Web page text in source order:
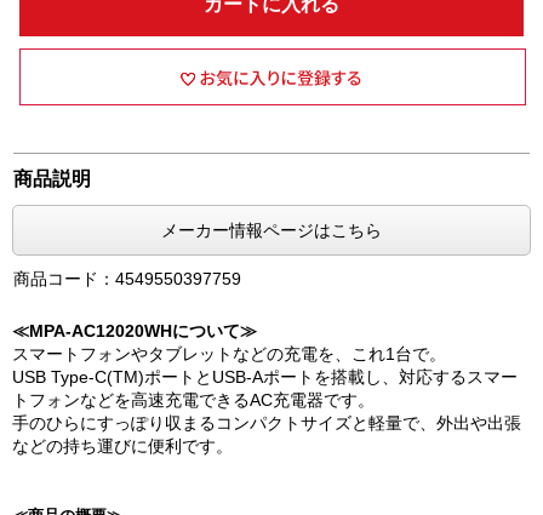
カートに入れる
商品説明
メーカー情報ページはこちら
商品コード：4549550397759
≪MPA-AC12020WHについて≫
スマートフォンやタブレットなどの充電を、これ1台で。
USB Type-C(TM)ポートとUSB-Aポートを搭載し、対応するスマー
トフォンなどを高速充電できるAC充電器です。
手のひらにすっぽり収まるコンパクトサイズと軽量で、外出や出張
などの持ち運びに便利です。